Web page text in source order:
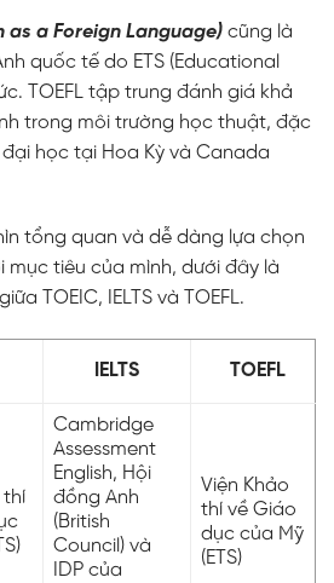
as a Foreign Language) cũng là
quốc tế do ETS (Educational
TOEFL tập trung đánh giá khả
trong môi trường học thuật, đặc
học tại Hoa Kỳ và Canada
tổng quan và dễ dàng lựa chọn
mục tiêu của mình, dưới đây là
TOEIC, IELTS và TOEFL.
IELTS TOEFL
thí
Cambridge
Assessment
English, Hội
đồng Anh
(British
Council) và
IDP của
Viện Khảo
thí về Giáo
dục của Mỹ
(ETS)